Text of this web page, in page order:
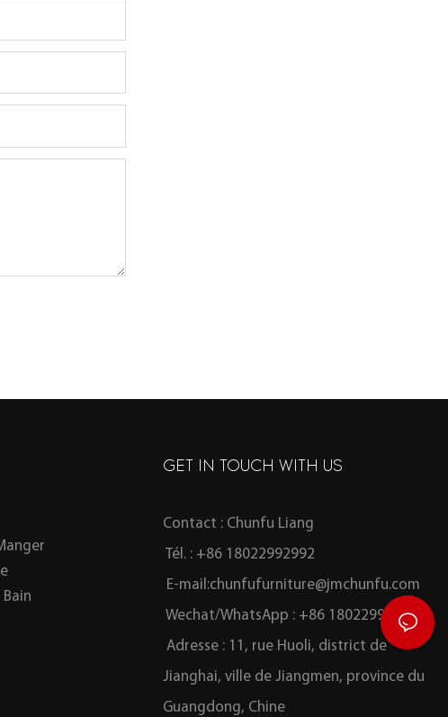
Bain
GET IN TOUCH WITH US
Contact : Chunfu Liang
Tél. : +86 18022992992
E-mail:chunfufurniture@jmchunfu.com
Wechat/WhatsApp : +86 18022992992
Adresse : 11, rue Huoli, district de
Jianghai, ville de Jiangmen, province du
Guangdong, Chine